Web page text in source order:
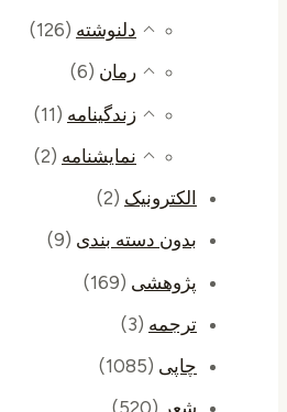
دلنوشته (126)
رمان (6)
زندگینامه (11)
نمایشنامه (2)
الکترونیک (2)
بدون دسته بندی (9)
پژوهشی (169)
ترجمه (3)
چاپی (1085)